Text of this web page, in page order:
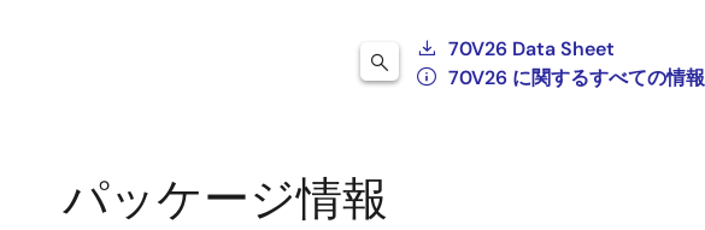
70V26 Data Sheet
70V26 に関するすべての情報
パッケージ情報